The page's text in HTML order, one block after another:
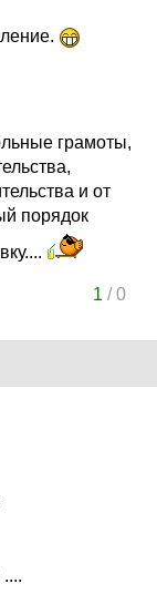
грамоты,
и от
порядок
1 /0